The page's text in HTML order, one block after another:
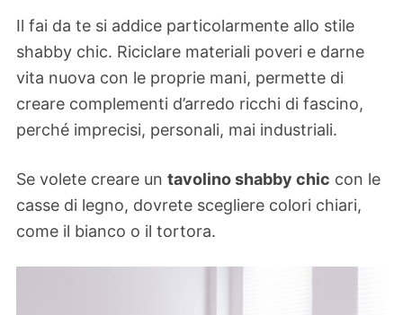
Il fai da te si addice particolarmente allo stile
shabby chic. Riciclare materiali poveri e darne
vita nuova con le proprie mani, permette di
creare complementi d’arredo ricchi di fascino,
perché imprecisi, personali, mai industriali.
Se volete creare un tavolino shabby chic con le
casse di legno, dovrete scegliere colori chiari,
come il bianco o il tortora.